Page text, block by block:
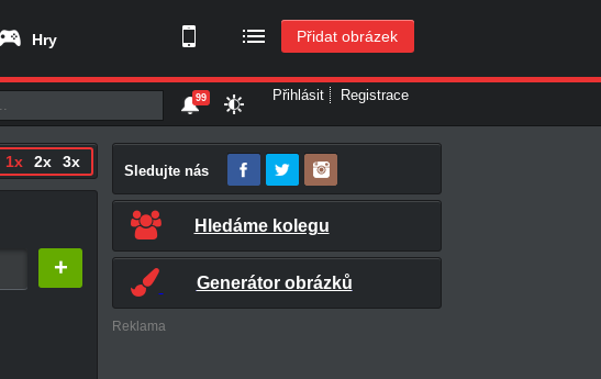
Hry Přidat obrázek
Přihlásit Registrace
99
1x 2x 3x
+
Sledujte nás
Hledáme kolegu
Generátor obrázků
Reklama